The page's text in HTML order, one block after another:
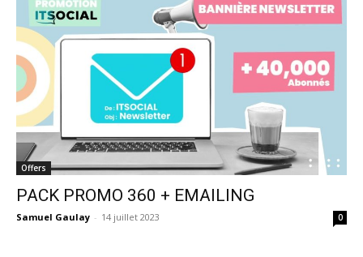
Offers
PACK PROMO 360 + EMAILING
Samuel Gaulay - 14 juillet 2023 0